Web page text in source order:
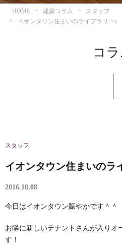
HOME 建築コラム
スタッフ
イオンタウン住まいのライブラリー♪
コ
スタッフ
イオンタウン住まいのラ
2016.10.08
今日はイオンタウン賑やかです＾＾
お隣に新しいテナントさんが入りオ
す！